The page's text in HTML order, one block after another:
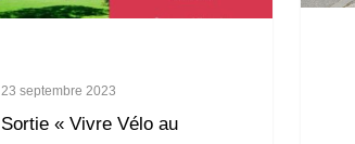
23 septembre 2023
Sortie « Vivre Vélo au